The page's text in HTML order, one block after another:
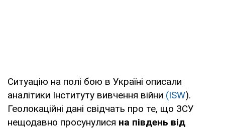
Ситуацію на полі бою в Україні описали
аналітики Інституту вивчення війни (ISW).
Геолокаційні дані свідчать про те, що ЗСУ
нещодавно просунулися на південь від